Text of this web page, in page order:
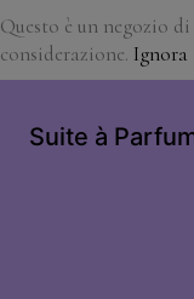
Questo è un negozio
considerazione. Ignora
Suite à